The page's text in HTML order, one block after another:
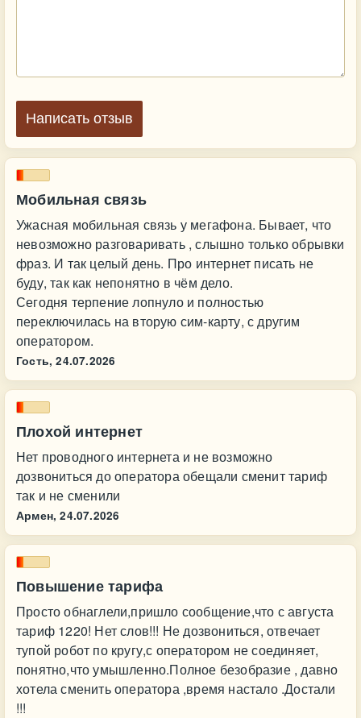
Мобильная связь
Ужасная мобильная связь у мегафона. Бывает, что
невозможно разговаривать , слышно только обрывки
фраз. И так целый день. Про интернет писать не
буду, так как непонятно в чём дело.
Сегодня терпение лопнуло и полностью
переключилась на вторую сим-карту, с другим
оператором.
Гость, 24.07.2026
Плохой интернет
Нет проводного интернета и не возможно
дозвониться до оператора обещали сменит тариф
так и не сменили
Армен, 24.07.2026
Повышение тарифа
Просто обнаглели,пришло сообщение,что с августа
тариф 1220! Нет слов!!! Не дозвониться, отвечает
тупой робот по кругу,с оператором не соединяет,
понятно,что умышленно.Полное безобразие , давно
хотела сменить оператора ,время настало .Достали
!!!
Написать отзыв